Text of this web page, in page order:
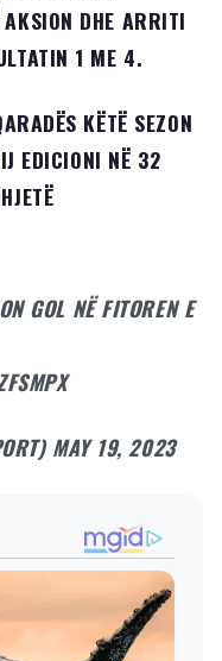
AKSION DHE ARRITI
1 ME 4.
KËTË SEZON
EDICIONI NË 32
GOL NË FITOREN E
MAY 19, 2023